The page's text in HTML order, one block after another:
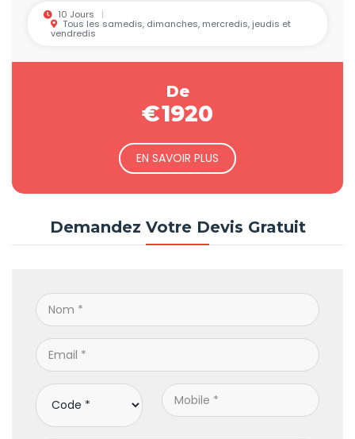
personnalisées.
10 Jours
Tous les samedis, dimanches, mercredis, jeudis et
vendredis
De
€1920
EN SAVOIR PLUS
Demandez Votre Devis Gratuit